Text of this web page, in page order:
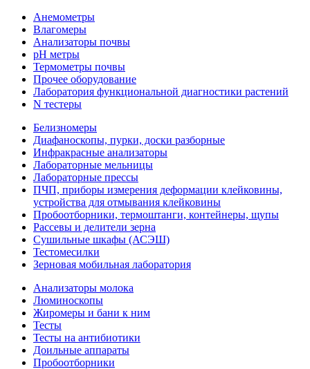
Анемометры
Влагомеры
Анализаторы почвы
pH метры
Термометры почвы
Прочее оборудование
Лаборатория функциональной диагностики растений
N тестеры
Белизномеры
Диафаноскопы, пурки, доски разборные
Инфракрасные анализаторы
Лабораторные мельницы
Лабораторные прессы
ПЧП, приборы измерения деформации клейковины,
устройства для отмывания клейковины
Пробоотборники, термоштанги, контейнеры, щупы
Рассевы и делители зерна
Сушильные шкафы (АСЭШ)
Тестомесилки
Зерновая мобильная лаборатория
Анализаторы молока
Люминоскопы
Жиромеры и бани к ним
Тесты
Тесты на антибиотики
Доильные аппараты
Пробоотборники